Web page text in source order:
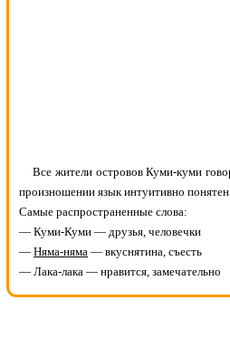
Все жители островов Куми-куми
произношении язык интуитивно
Самые распространенные слова:
— Куми-Куми — друзья, человечки
— Няма-няма — вкуснятина, съесть
— Лака-лака — нравится, замечательно